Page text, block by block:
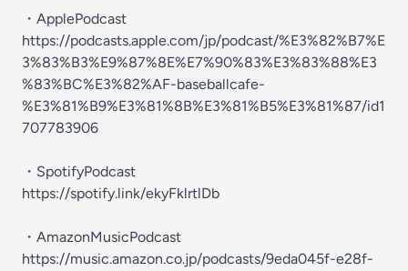
・ApplePodcast
https://podcasts.apple.com/jp/podcast/%E3%82%B7%E
3%83%B3%E9%87%8E%E7%90%83%E3%83%88%E3
%83%BC%E3%82%AF-baseballcafe-
%E3%81%B9%E3%81%8B%E3%81%B5%E3%81%87/id1
707783906
・SpotifyPodcast
https://spotify.link/ekyFklrtlDb
・AmazonMusicPodcast
https://music.amazon.co.jp/podcasts/9eda045f-e28f-